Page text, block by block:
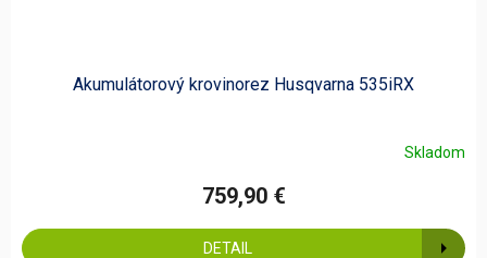
Akumulátorový krovinorez Husqvarna 535iRX
Skladom
759,90 €
DETAIL